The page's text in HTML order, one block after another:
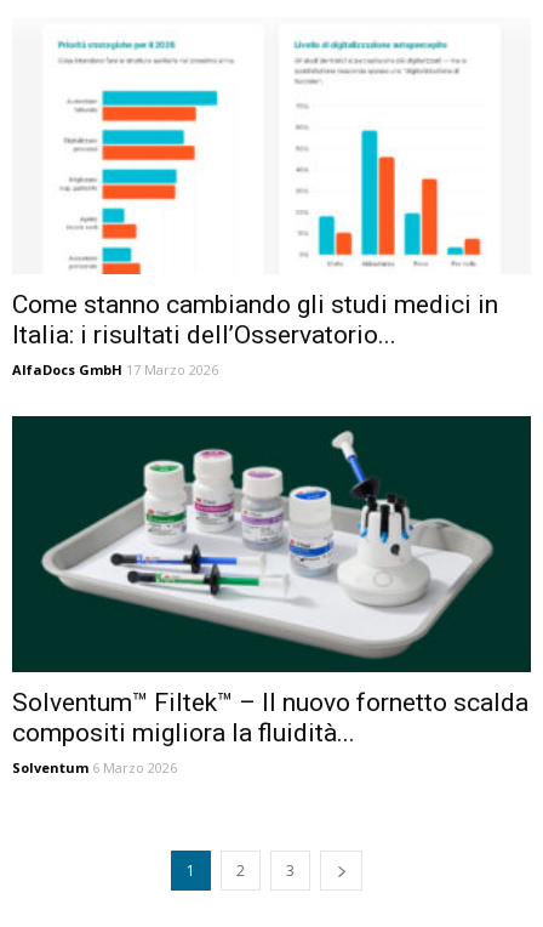
Come stanno cambiando gli studi medici in
Italia: i risultati dell’Osservatorio...
AlfaDocs GmbH 17 Marzo 2026
Solventum™ Filtek™ – Il nuovo fornetto scalda
compositi migliora la fluidità...
Solventum 6 Marzo 2026
1 2 3